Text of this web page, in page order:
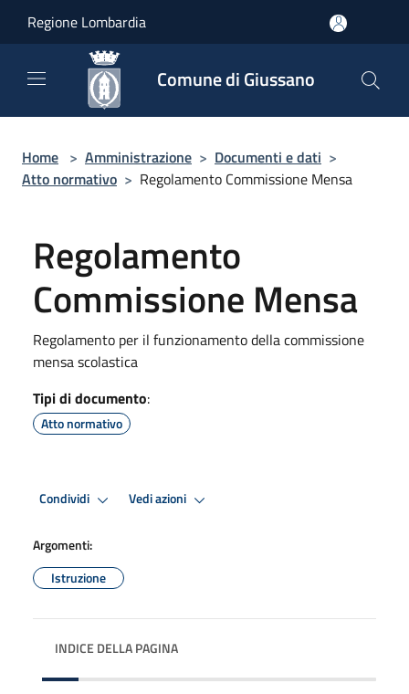
Regione Lombardia
Comune di Giussano
Home > Amministrazione > Documenti e dati >
Atto normativo > Regolamento Commissione Mensa
Regolamento
Commissione Mensa
Regolamento per il funzionamento della commissione
mensa scolastica
Tipi di documento:
Atto normativo
Condividi Vedi azioni
Argomenti:
Istruzione
INDICE DELLA PAGINA